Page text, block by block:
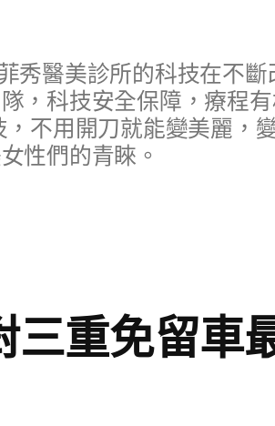
秀醫美診所的科技在不
，科技安全保障，療程
不用開刀就能變美麗，
性們的青睞。
三重免留車